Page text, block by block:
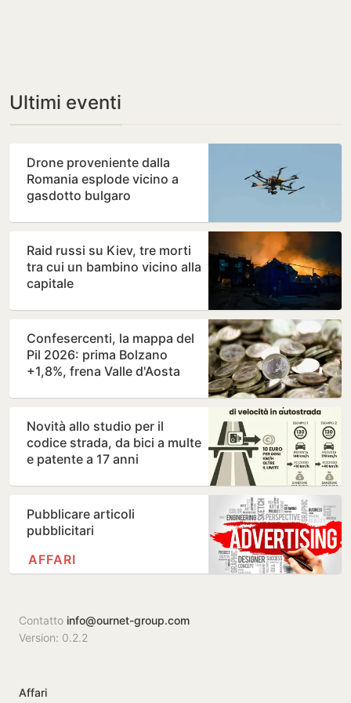
Ultimi eventi
Drone proveniente dalla
Romania esplode vicino a
gasdotto bulgaro
Raid russi su Kiev, tre morti
tra cui un bambino vicino alla
capitale
Confesercenti, la mappa del
Pil 2026: prima Bolzano
+1,8%, frena Valle d'Aosta
Novità allo studio per il
codice strada, da bici a multe
e patente a 17 anni
Pubblicare articoli
pubblicitari
AFFARI
Contatto info@ournet-group.com
Version: 0.2.2
Affari